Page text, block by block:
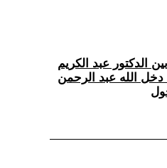
الدكتور عبد الكريم
الله عبد الرحمن